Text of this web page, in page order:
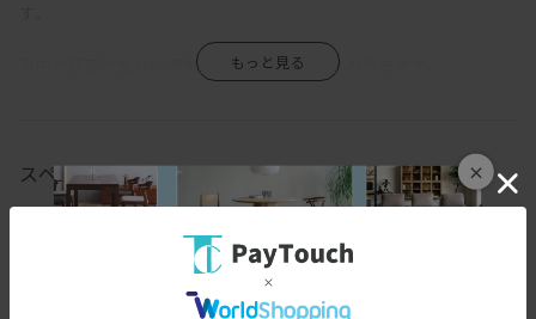
×
背中と座面の生地は通常仕様ですとブラックの合皮です。
◎
お部屋の雰囲気に併せてのチョイスが可能。
ありそうで無かった、かゆい所に手が届く一台となっております。
スペック
162cm
66cm